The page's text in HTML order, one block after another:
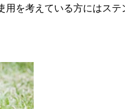
を考えている方にはステ